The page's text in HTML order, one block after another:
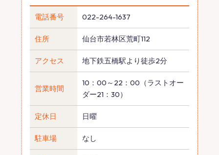
電話番号 022-264-1637
住所 仙台市若林区荒町112
アクセス 地下鉄五橋駅より徒歩2分
営業時間
10：00～22：00（ラストオー
ダー21：30）
定休日 日曜
駐車場 なし